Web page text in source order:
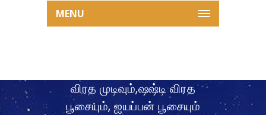
MENU
விரத முடிவும்,ஷஷ்டி விரத
பூசையும், ஐயப்பன் பூசையும்